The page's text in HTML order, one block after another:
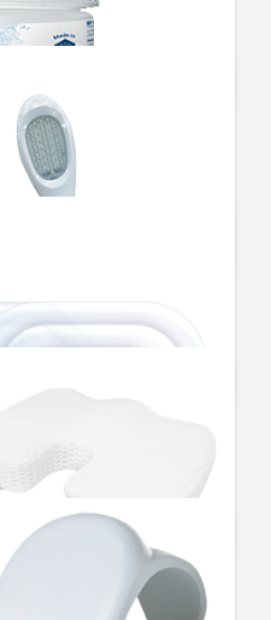
NETSPA
su filtro de spa
ACTIVO
NETSPA
deslumbrante!